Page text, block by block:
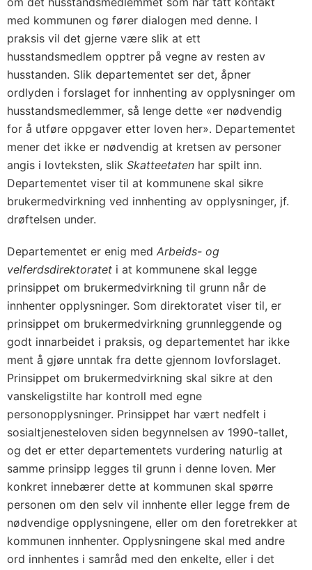
med kommunen og fører dialogen med denne. I
praksis vil det gjerne være slik at ett
husstandsmedlem opptrer på vegne av resten av
husstanden. Slik departementet ser det, åpner
ordlyden i forslaget for innhenting av opplysninger om
husstandsmedlemmer, så lenge dette «er nødvendig
for å utføre oppgaver etter loven her». Departementet
mener det ikke er nødvendig at kretsen av personer
angis i lovteksten, slik Skatteetaten har spilt inn.
Departementet viser til at kommunene skal sikre
brukermedvirkning ved innhenting av opplysninger, jf.
drøftelsen under.
Departementet er enig med Arbeids- og
velferdsdirektoratet i at kommunene skal legge
prinsippet om brukermedvirkning til grunn når de
innhenter opplysninger. Som direktoratet viser til, er
prinsippet om brukermedvirkning grunnleggende og
godt innarbeidet i praksis, og departementet har ikke
ment å gjøre unntak fra dette gjennom lovforslaget.
Prinsippet om brukermedvirkning skal sikre at den
vanskeligstilte har kontroll med egne
personopplysninger. Prinsippet har vært nedfelt i
sosialtjenesteloven siden begynnelsen av 1990-tallet,
og det er etter departementets vurdering naturlig at
samme prinsipp legges til grunn i denne loven. Mer
konkret innebærer dette at kommunen skal spørre
personen om den selv vil innhente eller legge frem de
nødvendige opplysningene, eller om den foretrekker at
kommunen innhenter. Opplysningene skal med andre
ord innhentes i samråd med den enkelte, eller i det